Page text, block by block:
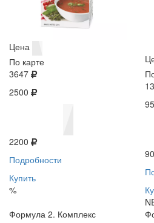
Цена
По карте
3647
2500
2200
Подробности
Купить
%
Формула 2. Комплекс